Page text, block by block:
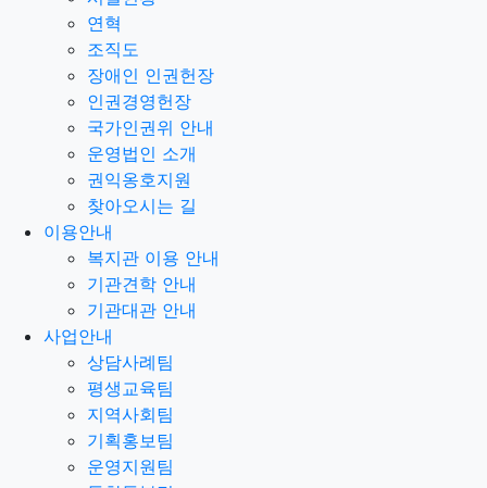
연혁
조직도
장애인 인권헌장
인권경영헌장
국가인권위 안내
운영법인 소개
권익옹호지원
찾아오시는 길
이용안내
복지관 이용 안내
기관견학 안내
기관대관 안내
사업안내
상담사례팀
평생교육팀
지역사회팀
기획홍보팀
운영지원팀